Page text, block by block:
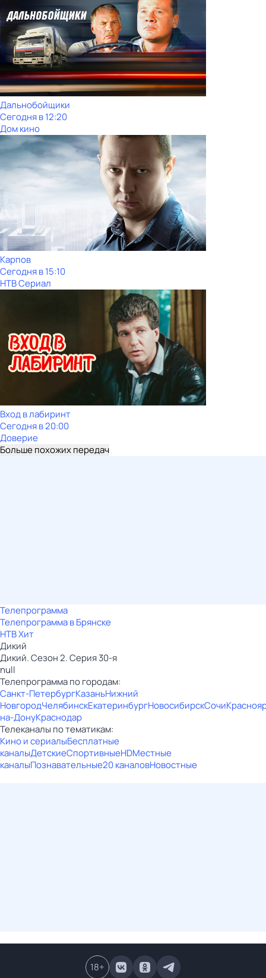
Дальнобойщики
Сегодня в 12:20
Дом кино
Карпов
Сегодня в 15:10
НТВ Сериал
Вход в лабиринт
Сегодня в 20:00
Доверие
Больше похожих передач
Телепрограмма
Телепрограмма в Брянске
НТВ Хит
Дикий
Дикий. Сезон 2. Серия 30-я
null
Телепрограмма по городам:
Санкт-ПетербургКазаньНижний
НовгородЧелябинскЕкатеринбургНовосибирскСочи
на-ДонуКраснодар
Телеканалы по тематикам:
Кино и сериалыБесплатные
каналыДетскиеСпортивныеHDМестные
каналыПознавательные20 каналовНовостные
18+